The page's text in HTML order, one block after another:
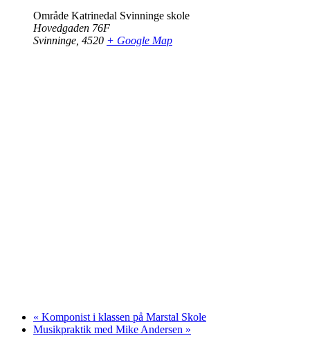
Område Katrinedal Svinninge skole
Hovedgaden 76F
Svinninge 4520 + Google Map
« Komponist i klassen på Marstal Skole
Musikpraktik med Mike Andersen »